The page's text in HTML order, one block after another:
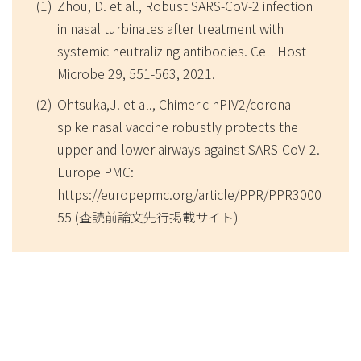
Zhou, D. et al., Robust SARS-CoV-2 infection
in nasal turbinates after treatment with
systemic neutralizing antibodies. Cell Host
Microbe 29, 551-563, 2021.
Ohtsuka,J. et al., Chimeric hPIV2/corona-
spike nasal vaccine robustly protects the
upper and lower airways against SARS-CoV-2.
Europe PMC:
https://europepmc.org/article/PPR/PPR3000
55 (査読前論文先行掲載サイト)